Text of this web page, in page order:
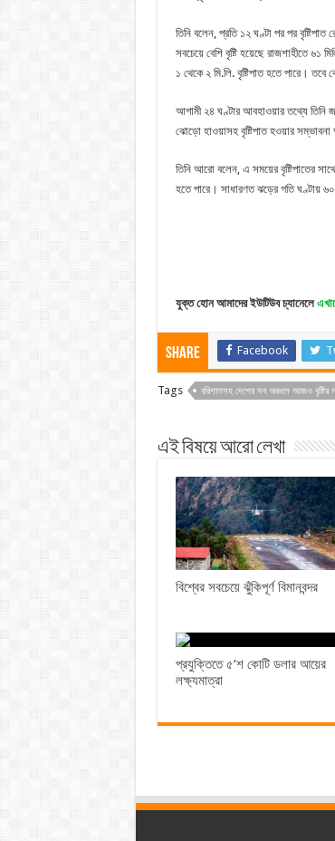
তিনি বলেন, প্রতি ১২ ঘণ্টা পর পর
সবচেয়ে বেশি বৃষ্টি হয়েছে রাজশাহীতে ৬১
১ থেকে ২ মি.লি. বৃষ্টিপাত হতে পারে।
আগামী ২৪ ঘণ্টার আবহাওয়ার তথ্যে তিনি
ঝোড়ো হাওয়াসহ বৃষ্টিপাত হওয়ার
তিনি আরো বলেন, এ সময়ের বৃষ্টিপাতের
হতে পারে। সাধারণত ঝড়ের গতি ঘণ্টায়
যুক্ত হোন আমাদের ইউটিউব চ্যানেলে
Share Facebook
Tags বরিশালসহ দেশের সব অঞ্চলে আজও বৃষ্টির
এই বিষয়ে আরো লেখা
বিশ্বের সবচেয়ে ঝুঁকিপূর্ণ বিমানবন্দর
প্রযুক্তিতে ৫’শ কোটি ডলার আয়ের
লক্ষ্যমাত্রা